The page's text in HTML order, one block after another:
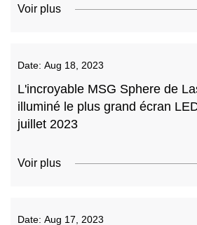
Voir plus
Date: Aug 18, 2023
L'incroyable MSG Sphere de
illuminé le plus grand écran
juillet 2023
Voir plus
Date: Aug 17, 2023